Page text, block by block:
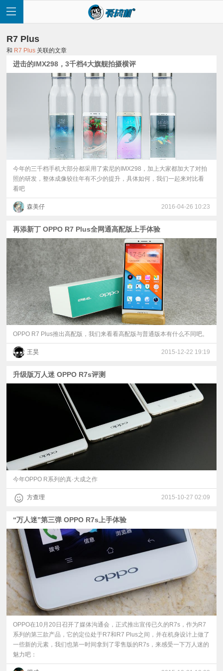
评
视
科
普
R7 Plus
和 R7 Plus 关联的文章
进击的IMX298，3千档4大旗舰拍摄横评
今年的三千档手机大部分都采用了索尼的IMX298，加上大家都加大了对拍
照的研发，整体成像较往年有不少的提升，具体如何，我们一起来对比看
看吧
森美仔 2016-04-26 10:23
再添新丁 OPPO R7 Plus全网通高配版上手体验
OPPO R7 Plus推出高配版，我们来看看高配版与普通版本有什么不同吧。
王昊 2015-12-22 19:19
升级版万人迷 OPPO R7s评测
今年OPPO R系列的真·大成之作
方查理 2015-10-27 02:09
“万人迷”第三弹 OPPO R7s上手体验
​OPPO在10月20日召开了媒体沟通会，正式推出宣传已久的R7s，作为R7
系列的第三款产品，它的定位处于R7和R7 Plus之间，并在机身设计上做了
一些新的元素，我们也第一时间拿到了零售版的R7s，来感受一下万人迷的
魅力吧：